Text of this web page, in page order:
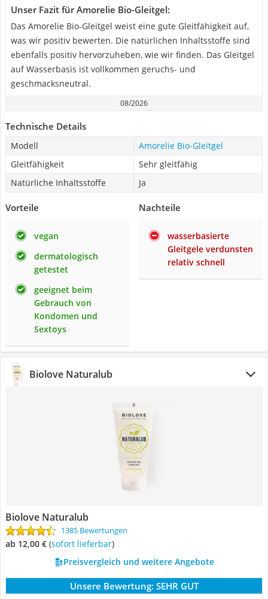
Unser Fazit für Amorelie Bio-Gleitgel:
Das Amorelie Bio-Gleitgel weist eine gute Gleitfähigkeit auf,
was wir positiv bewerten. Die natürlichen Inhaltsstoffe sind
ebenfalls positiv hervorzuheben, wie wir finden. Das Gleitgel
auf Wasserbasis ist vollkommen geruchs- und
geschmacksneutral.
08/2026
Technische Details
Modell
Amorelie Bio-Gleitgel
Gleitfähigkeit
Sehr gleitfähig
Natürliche Inhaltsstoffe
Ja
Vorteile
vegan
dermatologisch
getestet
geeignet beim
Gebrauch von
Kondomen und
Sextoys
Nachteile
wasserbasierte
Gleitgele verdunsten
relativ schnell
Biolove Naturalub
Biolove Naturalub
1385 Bewertungen
ab 12,00 € ( Sofort lieferbar)
Preisvergleich und weitere Angebote
Unsere Bewertung: SEHR GUT